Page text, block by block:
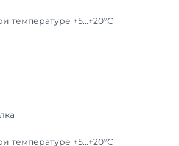
температуре +5…+20°C
температуре +5…+20°C